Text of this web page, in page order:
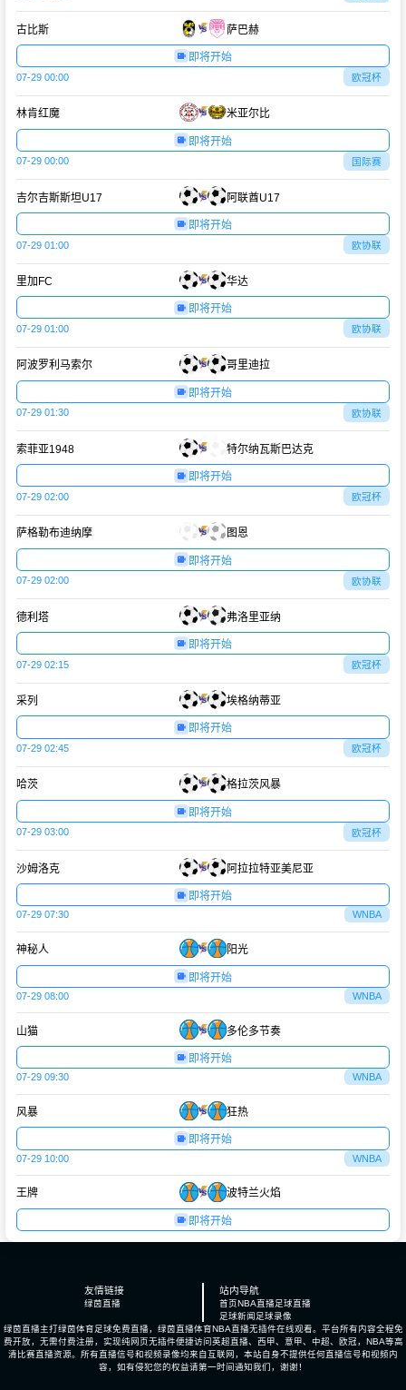
古比斯 萨巴赫
即将开始
07-29 00:00 欧冠杯
林肯红魔 米亚尔比
即将开始
07-29 00:00 国际赛
吉尔吉斯斯坦U17 阿联酋U17
即将开始
07-29 01:00 欧协联
里加FC 华达
即将开始
07-29 01:00 欧协联
阿波罗利马索尔 哥里迪拉
即将开始
07-29 01:30 欧协联
索菲亚1948 特尔纳瓦斯巴达克
即将开始
07-29 02:00 欧冠杯
萨格勒布迪纳摩 图恩
即将开始
07-29 02:00 欧协联
德利塔 弗洛里亚纳
即将开始
07-29 02:15 欧冠杯
采列 埃格纳蒂亚
即将开始
07-29 02:45 欧冠杯
哈茨 格拉茨风暴
即将开始
07-29 03:00 欧冠杯
沙姆洛克 阿拉拉特亚美尼亚
即将开始
07-29 07:30 WNBA
神秘人 阳光
即将开始
07-29 08:00 WNBA
山猫 多伦多节奏
即将开始
07-29 09:30 WNBA
风暴 狂热
即将开始
07-29 10:00 WNBA
王牌 波特兰火焰
即将开始
友情链接
绿茵直播
站内导航
首页NBA直播足球直播
足球新闻足球录像
绿茵直播主打绿茵体育足球免费直播，绿茵直播体育NBA直播无插件在线观看。平台所有内容全程免
费开放，无需付费注册，实现纯网页无插件便捷访问英超直播、西甲、意甲、中超、欧冠，NBA等高
清比赛直播资源。所有直播信号和视频录像均来自互联网，本站自身不提供任何直播信号和视频内
容，如有侵犯您的权益请第一时间通知我们，谢谢！